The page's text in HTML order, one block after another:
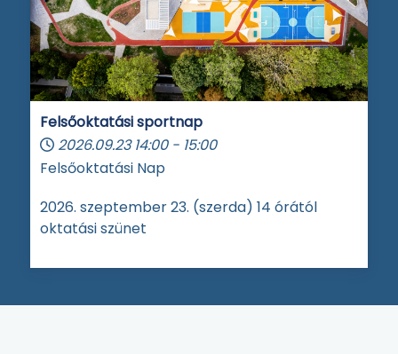
Felsőoktatási sportnap
2026.09.23 14:00 - 15:00
Felsőoktatási Nap
2026. szeptember 23. (szerda) 14 órától
oktatási szünet